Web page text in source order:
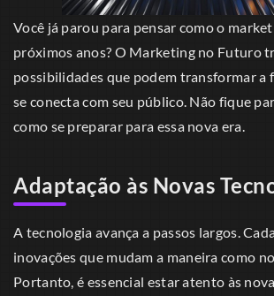
Você já parou para pensar como o
próximos anos? O Marketing no Futuro
possibilidades que podem transformar a
se conecta com seu público. Não fique
como se preparar para essa nova era.
Adaptação às Novas
A tecnologia avança a passos largos.
inovações que mudam a maneira como
Portanto, é essencial estar atento às